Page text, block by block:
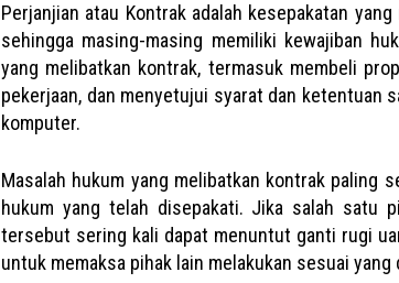
Perjanjian atau Kontrak adalah kesepakatan
sehingga masing-masing memiliki kewajiban
yang melibatkan kontrak, termasuk membeli
pekerjaan, dan menyetujui syarat dan ketentuan
komputer.
Masalah hukum yang melibatkan kontrak paling
hukum yang telah disepakati. Jika salah satu
tersebut sering kali dapat menuntut ganti rugi
untuk memaksa pihak lain melakukan sesuai yang